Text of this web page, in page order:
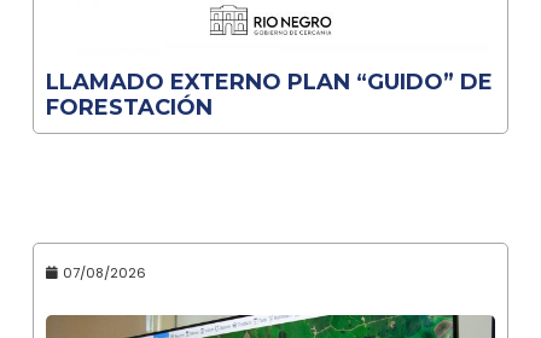
LLAMADO EXTERNO PLAN “GUIDO” DE
FORESTACIÓN
07/08/2026